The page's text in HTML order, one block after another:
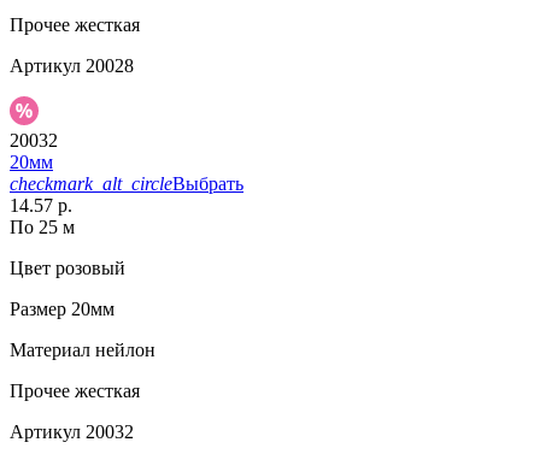
Прочее жесткая
Артикул 20028
20032
20мм
checkmark_alt_circleВыбрать
14.57 р.
По 25 м
Цвет розовый
Размер 20мм
Материал нейлон
Прочее жесткая
Артикул 20032